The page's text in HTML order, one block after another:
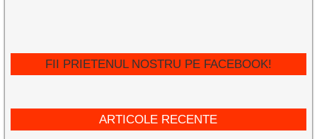
FII PRIETENUL NOSTRU PE FACEBOOK!
ARTICOLE RECENTE